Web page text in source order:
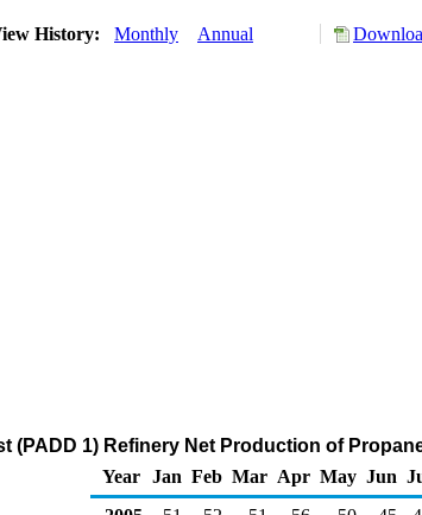
History: Monthly Annual
(PADD 1) Refinery Net Production of
Year
Jan Feb Mar Apr May Jun